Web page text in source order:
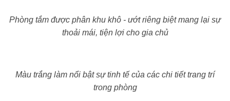
Phòng tắm được phân khu khô - ướt riêng biệt mang lại sự
thoải mái, tiện lợi cho gia chủ
Màu trắng làm nổi bật sự tinh tế của các chi tiết trang trí
trong phòng